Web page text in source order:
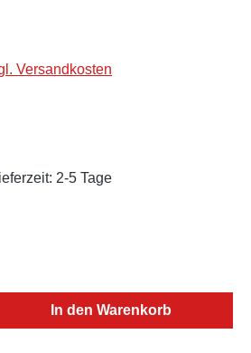
Versandkosten
von 5 von 5 Sternen
2-5 Tage
Gib den gewünschten
In den Warenkorb